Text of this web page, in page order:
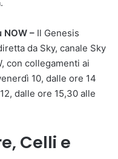
NOW – Il Genesis
da Sky, canale Sky
con collegamenti ai
10, dalle ore 14
dalle ore 15,30 alle
Celli e